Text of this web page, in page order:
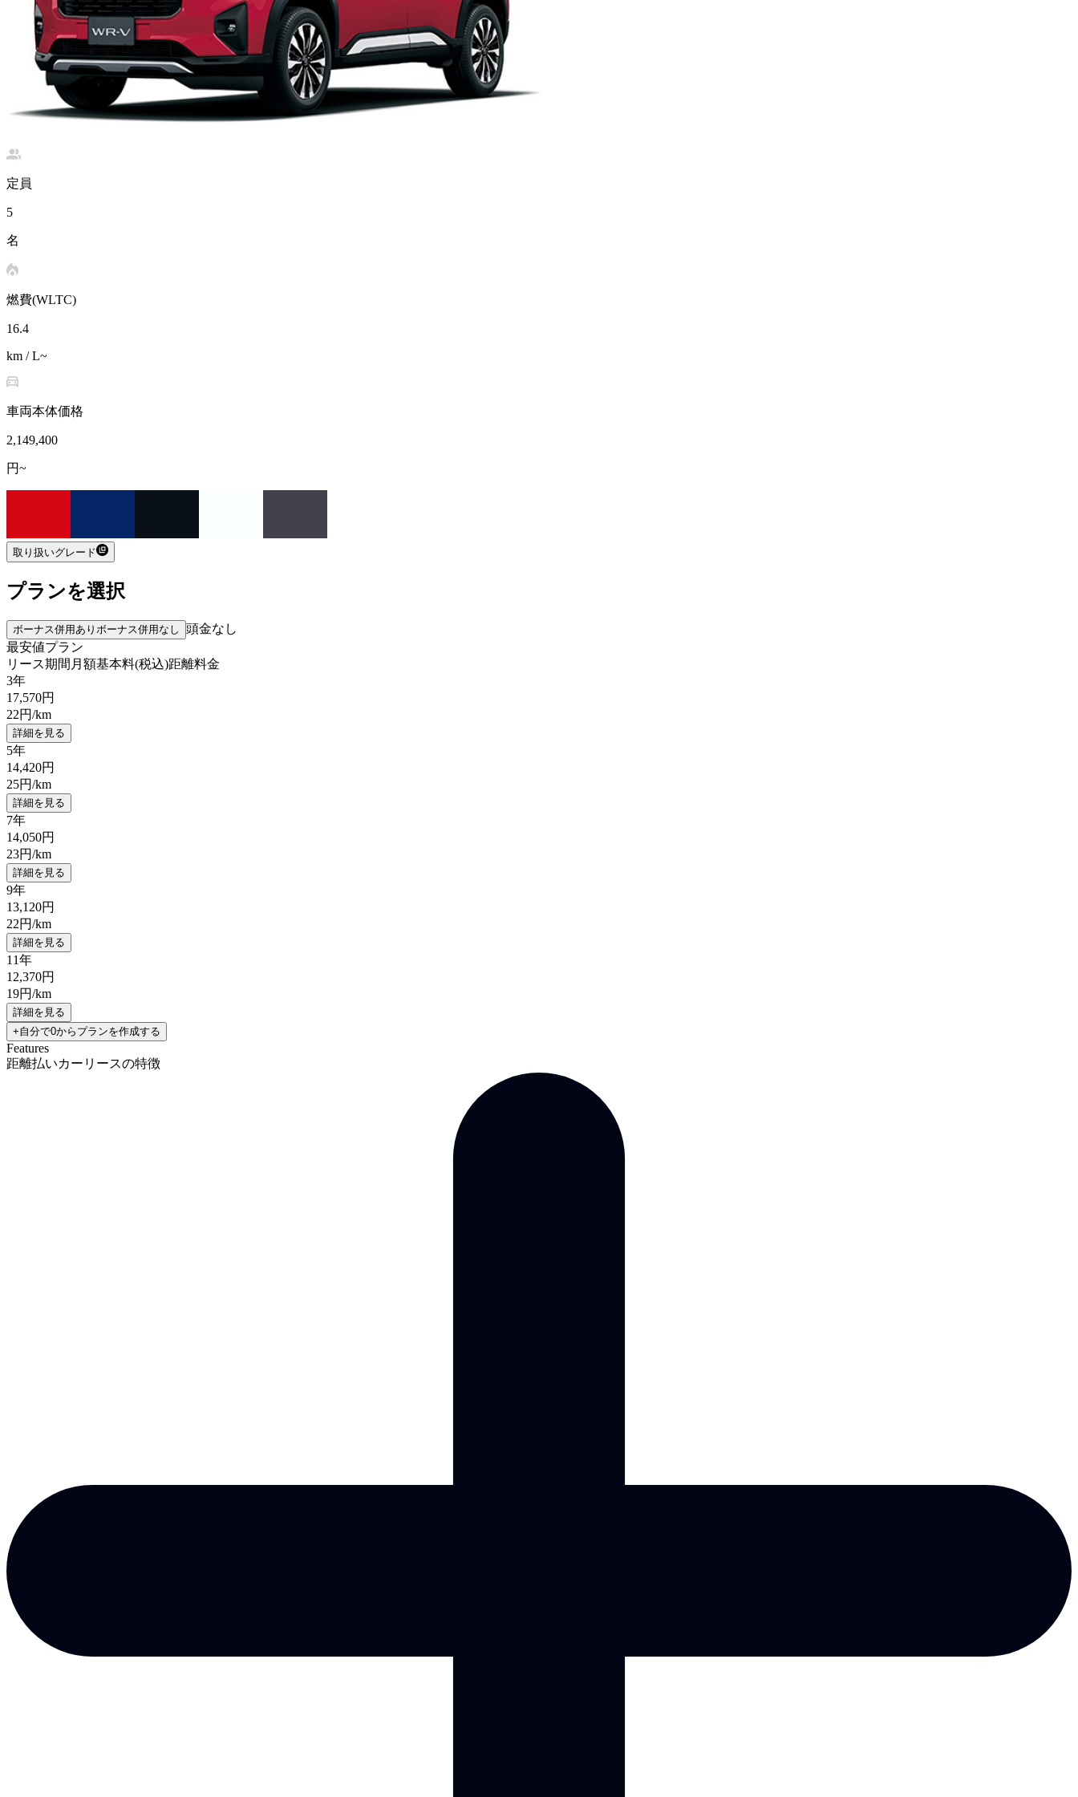
定員
5
名
燃費(WLTC)
16.4
km / L~
車両本体価格
2,149,400
円~
取り扱いグレード
プランを選択
ボーナス併用あり ボーナス併用なし
頭金なし
最安値プラン
リース期間 月額基本料(税込)距離料金
3年
17,570円
22円/km
詳細を見る
5年
14,420円
25円/km
詳細を見る
7年
14,050円
23円/km
詳細を見る
9年
13,120円
22円/km
詳細を見る
11年
12,370円
19円/km
詳細を見る
+自分で0からプランを作成する
Features
距離払いカーリースの特徴